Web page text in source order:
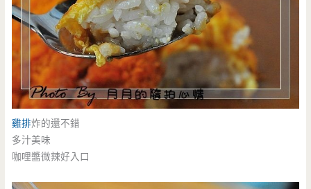
雞排炸的還不錯
多汁美味
咖哩醬微辣好入口